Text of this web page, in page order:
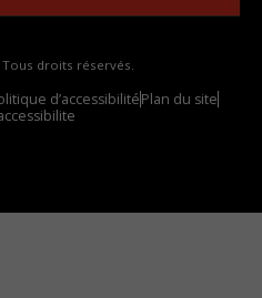
droits réservés.
d’accessibilitéPlan du site